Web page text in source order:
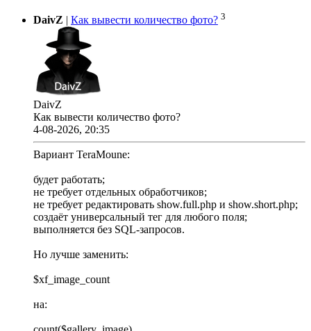
DaivZ | Как вывести количество фото? 3
DaivZ
Как вывести количество фото?
4-08-2026, 20:35
Вариант TeraMoune:
будет работать;
не требует отдельных обработчиков;
не требует редактировать show.full.php и show.short.php;
создаёт универсальный тег для любого поля;
выполняется без SQL-запросов.
Но лучше заменить:
$xf_image_count
на: